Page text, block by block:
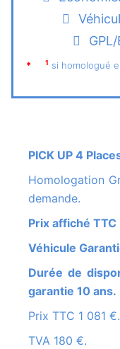
* 1 si homologué
PICK UP 4
Homologation Gratuite en 3 , 5 ou 6 Places sur
demande.
Prix affiché TTC
Véhicule
Durée de disponibilité des pièces détachées:
garantie 10 ans.
Prix TTC 1 081 €.
TVA 180 €.